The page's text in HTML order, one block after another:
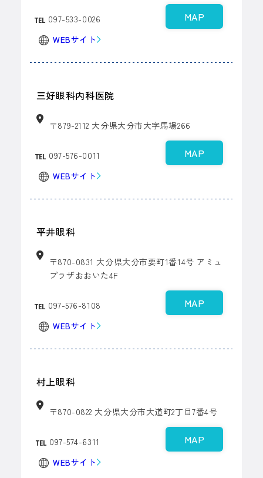
097-533-0026
WEBサイト
MAP
三好眼科内科医院
〒879-2112 大分県大分市大字馬場266
097-576-0011
WEBサイト
MAP
平井眼科
〒870-0831 大分県大分市要町1番14号 アミュ
プラザおおいた4F
097-576-8108
WEBサイト
MAP
村上眼科
〒870-0822 大分県大分市大道町2丁目7番4号
097-574-6311
WEBサイト
MAP